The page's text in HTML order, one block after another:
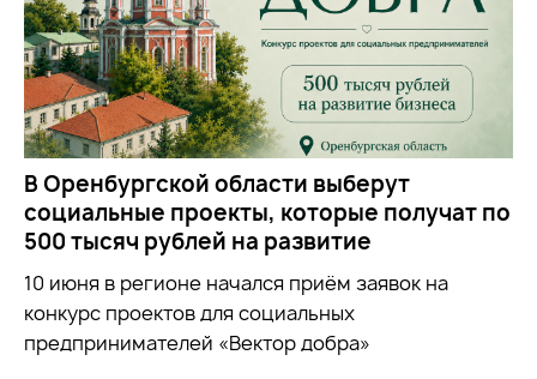
В Оренбургской области выберут
социальные проекты, которые получат по
500 тысяч рублей на развитие
10 июня в регионе начался приём заявок на
конкурс проектов для социальных
предпринимателей «Вектор добра»